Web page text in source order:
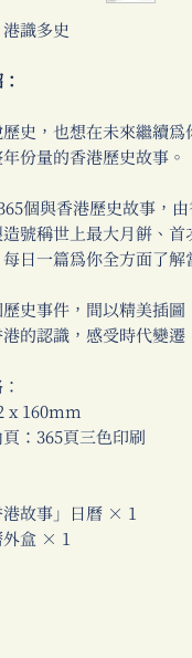
識多史
史，也想在未來繼續
份量的香港歷史故事。
個與香港歷史故事，
號稱世上最大月餅、
日一篇為你全方面了解
史事件，間以精美插
的認識，感受時代變遷
x 160mm
：365頁三色印刷
港故事」日曆 × 1
外盒 × 1